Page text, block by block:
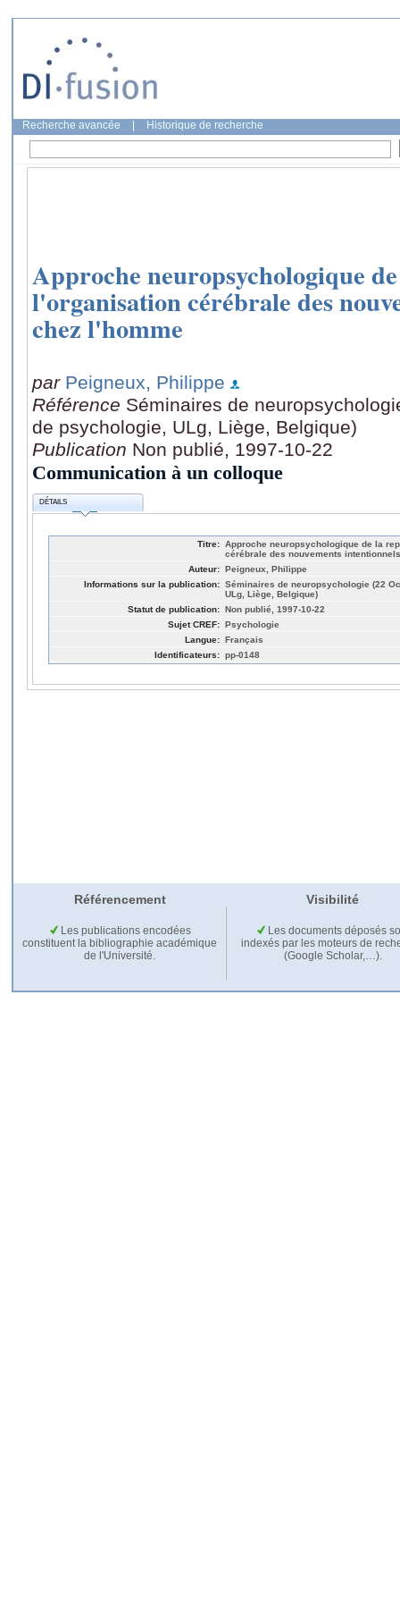
Recherche avancée Historique de recherche
Approche neuropsychologique
l'organisation cérébrale des
chez l'homme
par Peigneux, Philippe
Référence Séminaires de
de psychologie, ULg, Liège, Belgique)
Publication Non publié, 1997-10-22
Communication à un colloque
DÉTAILS
Titre: Approche neuropsychologique de la
cérébrale des nouvements
Auteur: Peigneux, Philippe
Informations sur la publication: Séminaires de neuropsychologie (22
ULg, Liège, Belgique)
Statut de publication: Non publié, 1997-10-22
Sujet CREF: Psychologie
Langue: Français
Identificateurs: pp-0148
Référencement Visibilité
Les publications encodées
constituent la bibliographie académique
de l'Université.
Les documents déposés
indexés par les moteurs de
(Google Scholar,…).